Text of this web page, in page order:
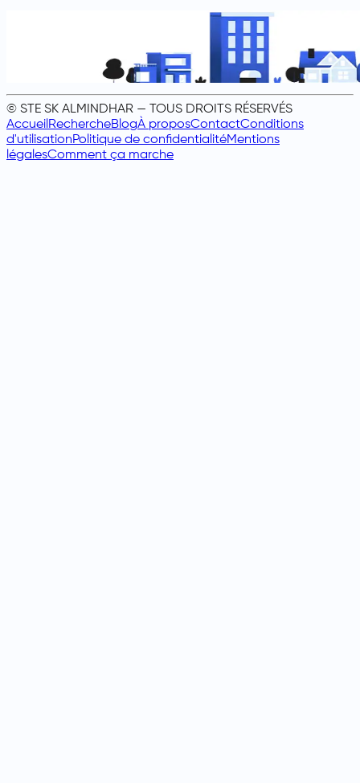
© STE SK ALMINDHAR — TOUS DROITS RÉSERVÉS
AccueilRechercheBlogÀ proposContactConditions
d'utilisationPolitique de confidentialitéMentions
légalesComment ça marche